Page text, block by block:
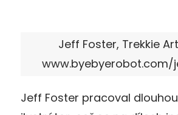
Jeff Foster, Trekkie
Jeff Foster pracoval